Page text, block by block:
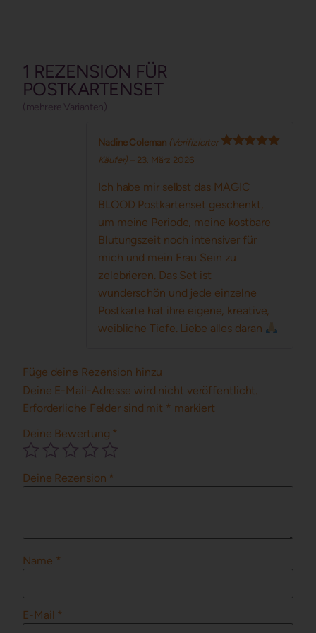
1 REZENSION FÜR
POSTKARTENSET
(mehrere Varianten)
Nadine Coleman (Verifizierter
Käufer)
23. März 2026
Ich habe mir selbst das MAGIC
BLOOD Postkartenset geschenkt,
um meine Periode, meine kostbare
Blutungszeit noch intensiver für
mich und mein Frau Sein zu
zelebrieren. Das Set ist
wunderschön und jede einzelne
Postkarte hat ihre eigene, kreative,
weibliche Tiefe. Liebe alles daran
Füge deine Rezension hinzu
Deine E-Mail-Adresse wird nicht veröffentlicht.
Erforderliche Felder sind mit * markiert
Deine Bewertung *
Deine Rezension *
Name *
E-Mail *